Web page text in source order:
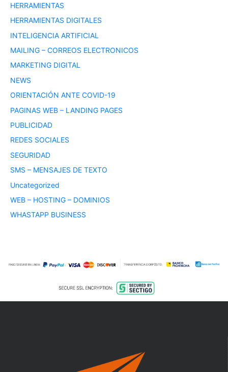
HERRAMIENTAS
HERRAMIENTAS DIGITALES
INTELIGENCIA ARTIFICIAL
MAILING – CORREOS ELECTRONICOS
MARKETING DIGITAL
NEWS
ORIENTACIÓN ANTE COVID-19
PAGINAS WEB – LANDING PAGES
PUBLICIDAD
REDES SOCIALES
SEGURIDAD
SMS – MENSAJES DE TEXTO
Uncategorized
WEB – HOSTING – DOMINIOS
WHASTAPP BUSINESS